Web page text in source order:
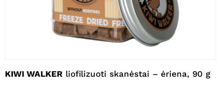
KIWI WALKER liofilizuoti skanėstai – ėriena, 90 g
Pavadinimas *